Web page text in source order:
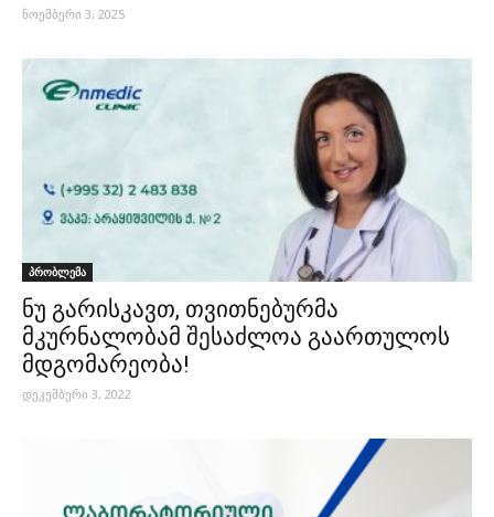
ნოემბერი 3, 2025
პრობლემა
ნუ გარისკავთ, თვითნებურმა
მკურნალობამ შესაძლოა გაართულოს
მდგომარეობა!
დეკემბერი 3, 2022